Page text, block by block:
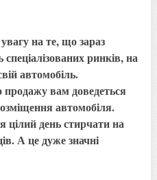
на те, що зараз
спеціалізованих ринків, на
автомобіль.
вам доведеться
автомобіля.
цілий день стирчати на
А це дуже значні